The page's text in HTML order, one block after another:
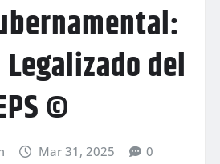
del
©
Mar 31, 2025 0